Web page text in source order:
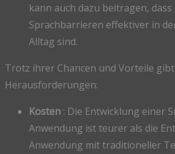
kann auch dazu beitragen,
Sprachbarrieren effektiver in
Alltag sind.
Trotz ihrer Chancen und Vorteile
Herausforderungen:
Kosten : Die Entwicklung einer
Anwendung ist teurer als die
Anwendung mit traditioneller